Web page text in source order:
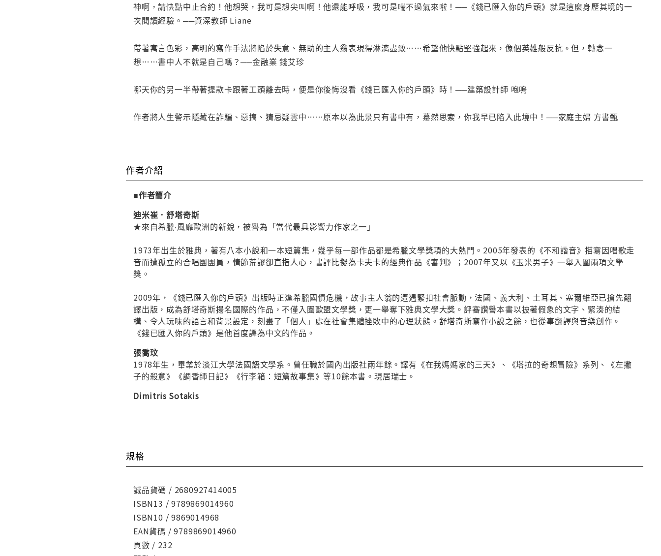
神啊，請快點中止合約！他想哭，我可是想尖叫啊！他還能呼吸，我可是喘不過氣來啦！──《錢已匯入你的戶頭》就是這麼身歷其境的一
次閱讀經驗。──資深教師 Liane
帶著寓言色彩，高明的寫作手法將陷於失意、無助的主人翁表現得淋漓盡致……希望他快點堅強起來，像個英雄般反抗。但，轉念一
想……書中人不就是自己嗎？──金融業 錢艾珍
哪天你的另一半帶著提款卡跟著工頭離去時，便是你後悔沒看《錢已匯入你的戶頭》時！──建築設計師 咆嗚
作者將人生警示隱藏在詐騙、惡搞、猜忌疑雲中……原本以為此景只有書中有，驀然思索，你我早已陷入此境中！──家庭主婦 方書甄
作者介紹
■作者簡介
迪米崔．舒塔奇斯
★來自希臘‧風靡歐洲的新銳，被譽為「當代最具影響力作家之一」
1973年出生於雅典，著有八本小說和一本短篇集，幾乎每一部作品都是希臘文學獎項的大熱門。2005年發表的《不和諧音》描寫因唱歌走
音而遭孤立的合唱團團員，情節荒謬卻直指人心，書評比擬為卡夫卡的經典作品《審判》；2007年又以《玉米男子》一舉入圍兩項文學
獎。
2009年，《錢已匯入你的戶頭》出版時正逢希臘國債危機，故事主人翁的遭遇緊扣社會脈動，法國、義大利、土耳其、塞爾維亞已搶先翻
譯出版，成為舒塔奇斯揚名國際的作品，不僅入圍歐盟文學獎，更一舉奪下雅典文學大獎。評審讚譽本書以披著假象的文字、緊湊的結
構、令人玩味的語言和背景設定，刻畫了「個人」處在社會集體挫敗中的心理狀態。舒塔奇斯寫作小說之餘，也從事翻譯與音樂創作。
《錢已匯入你的戶頭》是他首度譯為中文的作品。
張喬玟
1978年生，畢業於淡江大學法國語文學系。曾任職於國內出版社兩年餘。譯有《在我媽媽家的三天》、《塔拉的奇想冒險》系列、《左撇
子的殺意》《調香師日記》《行李箱：短篇故事集》等10餘本書。現居瑞士。
Dimitris Sotakis
規格
誠品貨碼 / 2680927414005
ISBN13 / 9789869014960
ISBN10 / 9869014968
EAN貨碼 / 9789869014960
頁數 / 232